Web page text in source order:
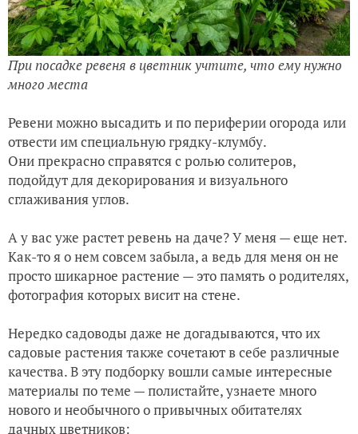
При посадке ревеня в цветник учтите, что ему нужно
много места
Ревени можно высадить и по периферии огорода или
отвести им специальную грядку-клумбу.
Они прекрасно справятся с ролью солитеров,
подойдут для декорирования и визуального
сглаживания углов.
А у вас уже растет ревень на даче? У меня — еще нет.
Как-то я о нем совсем забыла, а ведь для меня он не
просто шикарное растение — это память о родителях,
фотография которых висит на стене.
Нередко садоводы даже не догадываются, что их
садовые растения также сочетают в себе различные
качества. В эту подборку вошли самые интересные
материалы по теме — полистайте, узнаете много
нового и необычного о привычных обитателях
дачных цветников: